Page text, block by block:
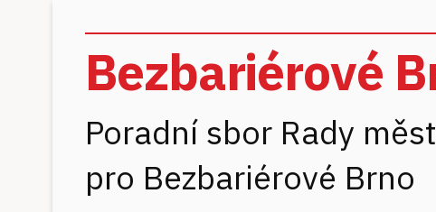
Bezbariérové
Poradní sbor Rady
pro Bezbariérové Brno